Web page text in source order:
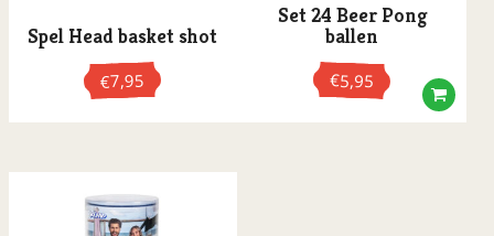
Spel Head basket shot
€7,95
Set 24 Beer Pong
ballen
€5,95